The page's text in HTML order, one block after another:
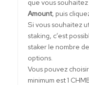
que vous
Amount, puis
Si vous souhaitez
staking, c’est
staker le nombre
options.
Vous pouvez
minimum est 1